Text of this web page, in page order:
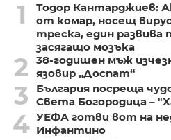
1
Тодор Кантарджиев:
от комар, носещ
треска, един
засягащо мозъка
2
38-годишен мъж
язовир „Доспат“
3
България посреща
Света Богородица –
4 УЕФА готви вот на
Инфантино